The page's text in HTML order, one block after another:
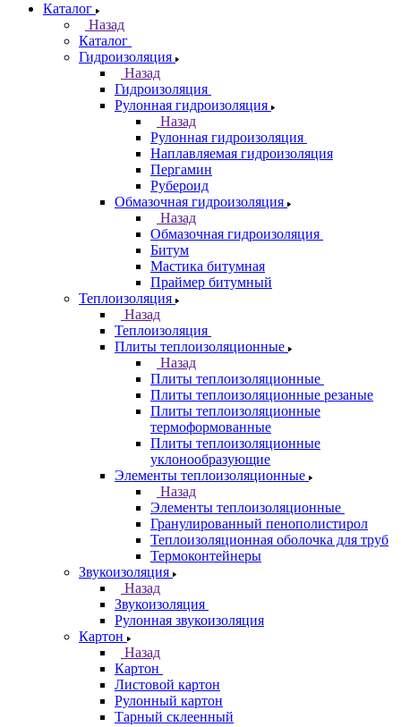
Каталог
Назад
Каталог
Гидроизоляция
Назад
Гидроизоляция
Рулонная гидроизоляция
Назад
Рулонная гидроизоляция
Наплавляемая гидроизоляция
Пергамин
Рубероид
Обмазочная гидроизоляция
Назад
Обмазочная гидроизоляция
Битум
Мастика битумная
Праймер битумный
Теплоизоляция
Назад
Теплоизоляция
Плиты теплоизоляционные
Назад
Плиты теплоизоляционные
Плиты теплоизоляционные резаные
Плиты теплоизоляционные
термоформованные
Плиты теплоизоляционные
уклонообразующие
Элементы теплоизоляционные
Назад
Элементы теплоизоляционные
Гранулированный пенополистирол
Теплоизоляционная оболочка для труб
Термоконтейнеры
Звукоизоляция
Назад
Звукоизоляция
Рулонная звукоизоляция
Картон
Назад
Картон
Листовой картон
Рулонный картон
Тарный склеенный